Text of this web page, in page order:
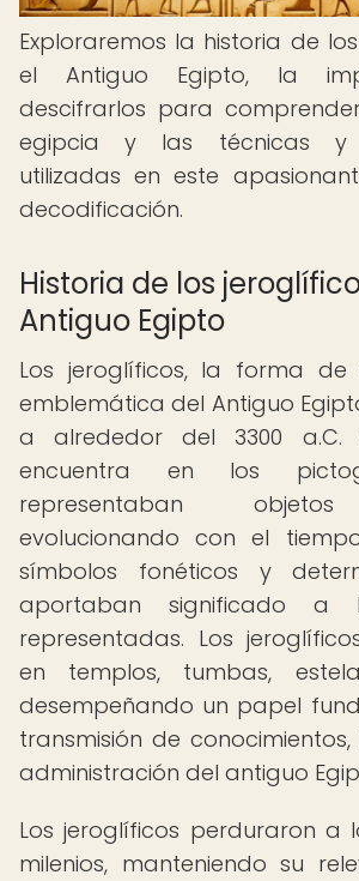
Exploraremos la historia de
el Antiguo Egipto, la
descifrarlos para
egipcia y las técnicas y
utilizadas en este
decodificación.
Historia de los
Antiguo Egipto
Los jeroglíficos, la forma de
emblemática del Antiguo
a alrededor del 3300 a.C.
encuentra en los
representaban
evolucionando con el
símbolos fonéticos y
aportaban significado a
representadas. Los
en templos, tumbas,
desempeñando un papel
transmisión de
administración del antiguo
Los jeroglíficos perduraron a
milenios, manteniendo su